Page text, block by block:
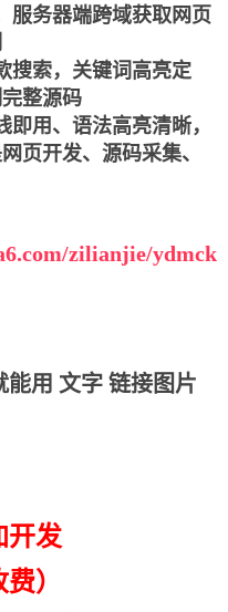
服务器端跨域获取网页
搜索，关键词高亮定
整源码
用、语法高亮清晰，
页开发、源码采集、
zilianjie/ydmck
用 文字 链接图片
开发
）